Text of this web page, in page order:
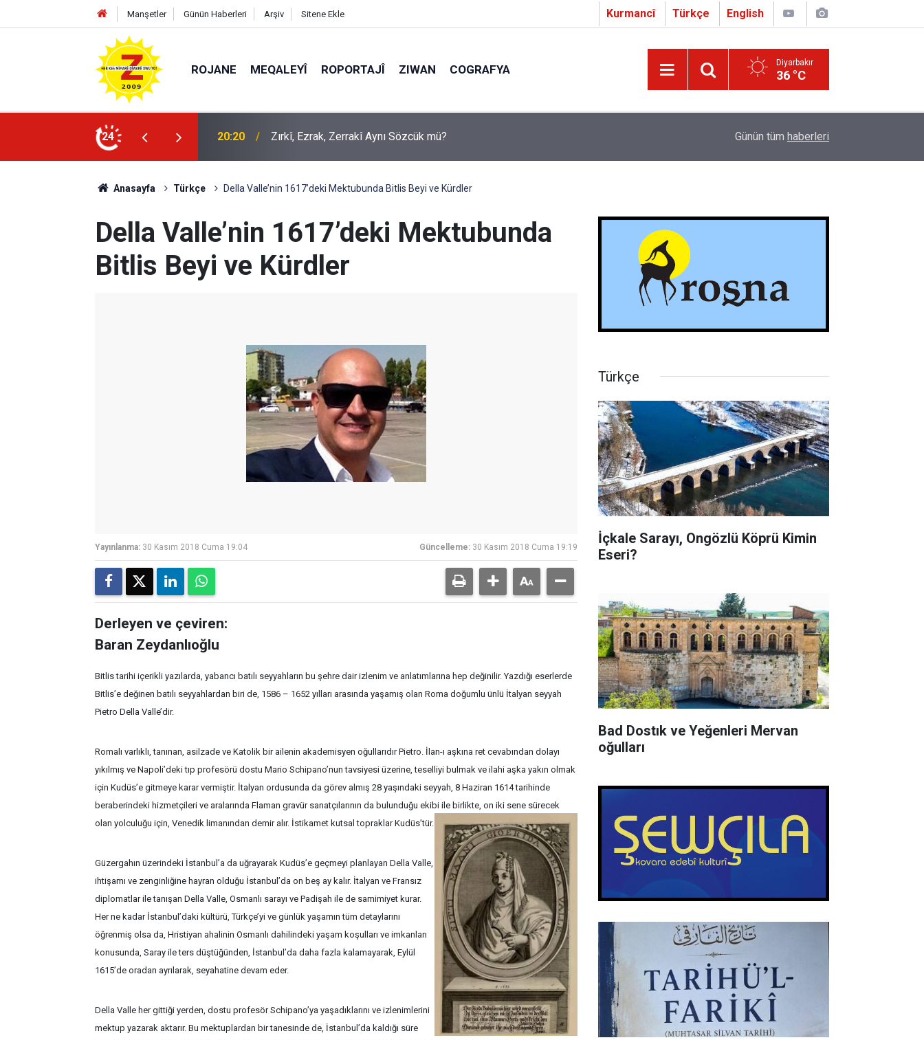
Manşetler Günün Haberleri Arşiv Sitene Ekle Kurmancî Türkçe English
ROJANE MEQALEYÎ ROPORTAJÎ ZIWAN COGRAFYA Diyarbakır
36 °C
24 09:56 Ji Zilma Partîzanan Nimûneyeka Piçûk Çapo 3. o Hîrakerde yê Ferhengê Zazakî-Tirkî
Günün tüm haberleri
Anasayfa Türkçe Della Valle’nin 1617’deki Mektubunda Bitlis Beyi ve Kürdler
Della Valle’nin 1617’deki Mektubunda
Bitlis Beyi ve Kürdler
Yayınlanma: 30 Kasım 2018 Cuma 19:04 Güncelleme: 30 Kasım 2018 Cuma 19:19
Derleyen ve çeviren:
Baran Zeydanlıoğlu
Bitlis tarihi içerikli yazılarda, yabancı batılı seyyahların bu şehre dair izlenim ve anlatımlarına hep değinilir. Yazdığı eserlerde
Bitlis’e değinen batılı seyyahlardan biri de, 1586 – 1652 yılları arasında yaşamış olan Roma doğumlu ünlü İtalyan seyyah
Pietro Della Valle’dir.
Romalı varlıklı, tanınan, asilzade ve Katolik bir ailenin akademisyen oğullarıdır Pietro. İlan-ı aşkına ret cevabından dolayı
yıkılmış ve Napoli’deki tıp profesörü dostu Mario Schipano’nun tavsiyesi üzerine, teselliyi bulmak ve ilahi aşka yakın olmak
için Kudüs’e gitmeye karar vermiştir. İtalyan ordusunda da görev almış 28 yaşındaki seyyah, 8 Haziran 1614 tarihinde
beraberindeki hizmetçileri ve aralarında Flaman gravür sanatçılarının da bulunduğu ekibi ile birlikte, on iki sene sürecek
olan yolculuğu için, Venedik limanından demir alır. İstikamet kutsal topraklar Kudüs’tür.
Güzergahın üzerindeki İstanbul’a da uğrayarak Kudüs’e geçmeyi planlayan Della Valle,
ihtişamı ve zenginliğine hayran olduğu İstanbul’da on beş ay kalır. İtalyan ve Fransız
diplomatlar ile tanışan Della Valle, Osmanlı sarayı ve Padişah ile de samimiyet kurar.
Her ne kadar İstanbul’daki kültürü, Türkçe’yi ve günlük yaşamın tüm detaylarını
öğrenmiş olsa da, Hristiyan ahalinin Osmanlı dahilindeki yaşam koşulları ve imkanları
konusunda, Saray ile ters düştüğünden, İstanbul’da daha fazla kalamayarak, Eylül
1615’de oradan ayrılarak, seyahatine devam eder.
Della Valle her gittiği yerden, dostu profesör Schipano’ya yaşadıklarını ve izlenimlerini
mektup yazarak aktarır. Bu mektuplardan bir tanesinde de, İstanbul’da kaldığı süre
Türkçe
İçkale Sarayı, Ongözlü Köprü Kimin
Eseri?
Bad Dostık ve Yeğenleri Mervan
oğulları